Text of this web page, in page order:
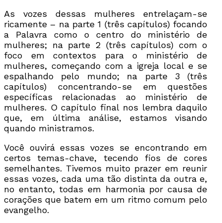
As vozes dessas mulheres entrelaçam-se
ricamente – na parte 1 (três capítulos) focando
a Palavra como o centro do ministério de
mulheres; na parte 2 (três capítulos) com o
foco em contextos para o ministério de
mulheres, começando com a igreja local e se
espalhando pelo mundo; na parte 3 (três
capítulos) concentrando-se em questões
específicas relacionadas ao ministério de
mulheres. O capítulo final nos lembra daquilo
que, em última análise, estamos visando
quando ministramos.
Você ouvirá essas vozes se encontrando em
certos temas-chave, tecendo fios de cores
semelhantes. Tivemos muito prazer em reunir
essas vozes, cada uma tão distinta da outra e,
no entanto, todas em harmonia por causa de
corações que batem em um ritmo comum pelo
evangelho.